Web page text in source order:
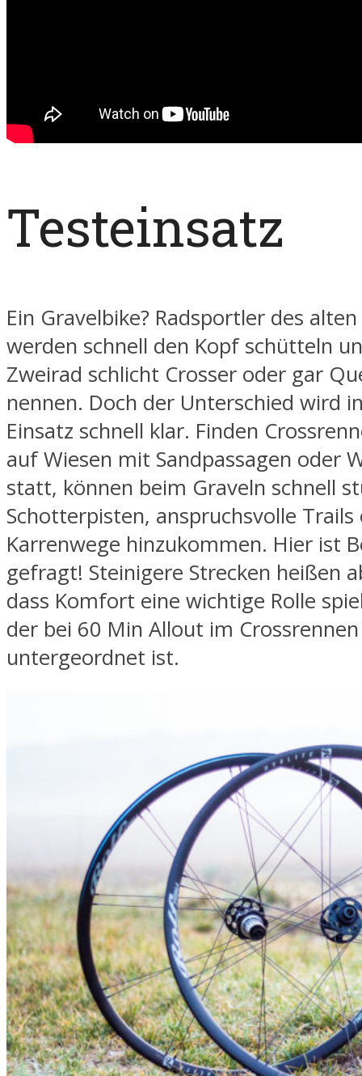
Testeinsatz
Ein Gravelbike? Radsportler des alten
werden schnell den Kopf schütteln
Zweirad schlicht Crosser oder gar
nennen. Doch der Unterschied wird
Einsatz schnell klar. Finden
auf Wiesen mit Sandpassagen oder
statt, können beim Graveln schnell
Schotterpisten, anspruchsvolle Trails
Karrenwege hinzukommen. Hier ist
gefragt! Steinigere Strecken heißen
dass Komfort eine wichtige Rolle
der bei 60 Min Allout im
untergeordnet ist.